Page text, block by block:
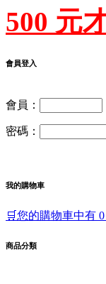
500 元
會員登入
會員：
密碼：
我的購物車
🛒您的購物車中有
商品分類